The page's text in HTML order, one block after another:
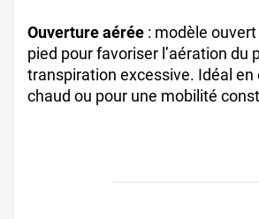
Ouverture aérée : modèle
pied pour favoriser l’aération du
transpiration excessive. Idéal
chaud ou pour une mobilité